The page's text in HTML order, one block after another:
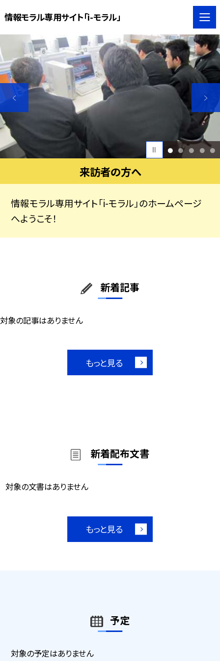
情報モラル専用サイト「i-モラル」
1 2 3 4 5
来訪者の方へ
情報モラル専用サイト「i-モラル」のホームページ
へようこそ！
新着記事
対象の記事はありません
もっと見る
新着配布文書
対象の文書はありません
もっと見る
予定
対象の予定はありません